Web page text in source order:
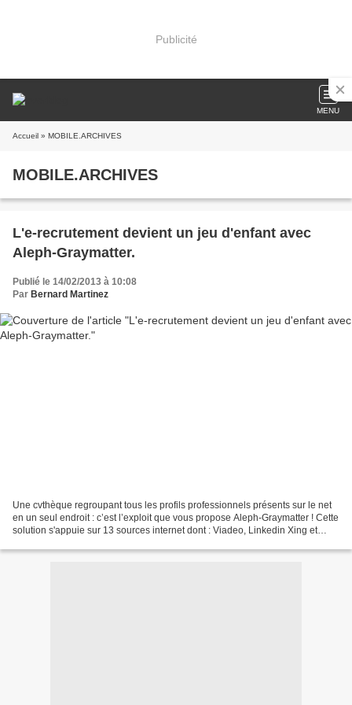
Publicité
MENU
Accueil » MOBILE.ARCHIVES
MOBILE.ARCHIVES
L'e-recrutement devient un jeu d'enfant avec
Aleph-Graymatter.
Publié le 14/02/2013 à 10:08
Par Bernard Martinez
Une cvthèque regroupant tous les profils professionnels présents sur le net
en un seul endroit : c’est l’exploit que vous propose Aleph-Graymatter ! Cette
solution s'appuie sur 13 sources internet dont : Viadeo, Linkedin Xing et